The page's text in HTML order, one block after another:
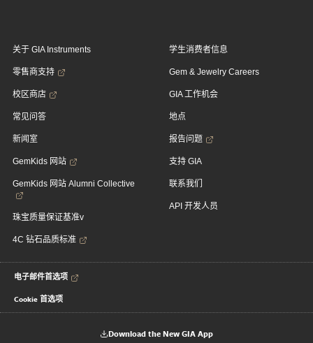
关于 GIA Instruments
零售商支持
校区商店
常见问答
新闻室
GemKids 网站
GemKids 网站 Alumni Collective
珠宝质量保证基准v
4C 钻石品质标准
学生消费者信息
Gem & Jewelry Careers
GIA 工作机会
地点
报告问题
支持 GIA
联系我们
API 开发人员
电子邮件首选项
Cookie 首选项
Download the New GIA App